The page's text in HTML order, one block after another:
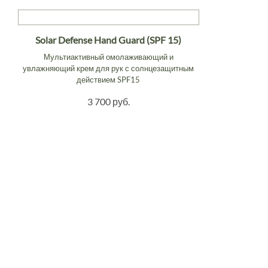
Solar Defense Hand Guard (SPF 15)
Мультиактивный омолаживающий и
увлажняющий крем для рук с солнцезащитным
действием SPF15
3 700 руб.